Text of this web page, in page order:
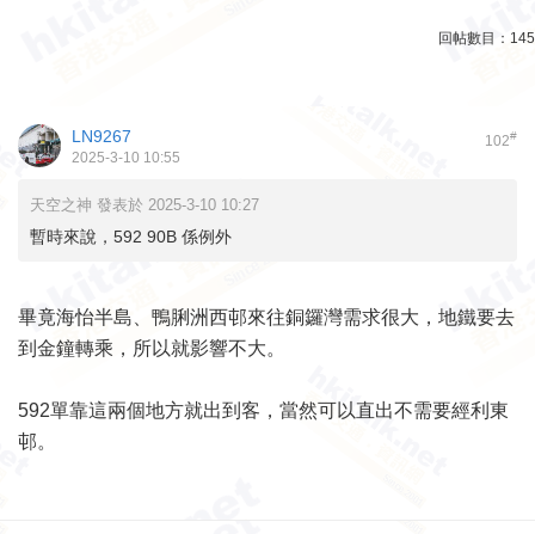
回帖數目： 145
102#
LN9267
2025-3-10 10:55
天空之神 發表於 2025-3-10 10:27
暫時來說，592 90B 係例外
畢竟海怡半島、鴨脷洲西邨來往銅鑼灣需求很大，地鐵要去
到金鐘轉乘，所以就影響不大。
592單靠這兩個地方就出到客，當然可以直出不需要經利東
邨。